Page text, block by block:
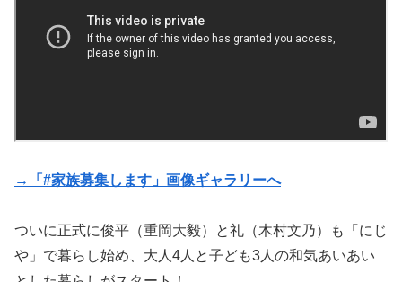
→「#家族募集します」画像ギャラリーへ
ついに正式に俊平（重岡大毅）と礼（木村文乃）も「にじ
や」で暮らし始め、大人4人と子ども3人の和気あいあい